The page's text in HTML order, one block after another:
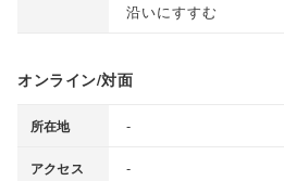
沿いにすすむ
オンライン/対面
所在地 -
アクセス -